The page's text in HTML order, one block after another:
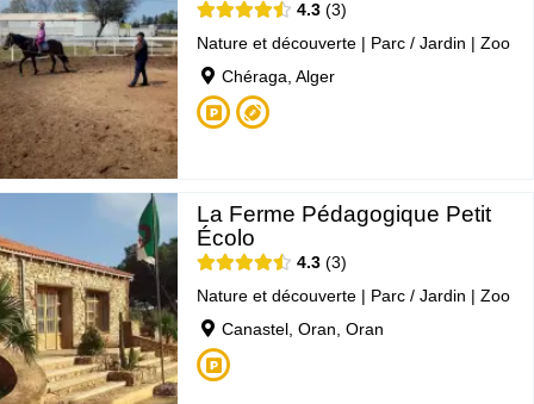
4.3 3
Nature et découverte | Parc / Jardin |Zoo
Chéraga, Alger
La Ferme Pédagogique Petit
Écolo
4.3 3
Nature et découverte | Parc / Jardin |Zoo
Canastel, Oran, Oran